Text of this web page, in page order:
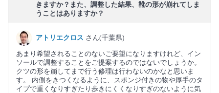
きますか？また、調整した結果、靴の形が崩れてしま
うことはありますか？
アトリエクロス さん(千葉県)
あまり希望されることのないご要望になりますけれど、イン
ソールで調整することをご提案するのではないでしょうか。
クツの形を崩してまで行う修理は行わないのかなと思いま
す。 内側をきつくなるように、スポンジ付きの物や厚手のタ
イプで重くなりすぎたり歩きにくくなりすぎのないように気